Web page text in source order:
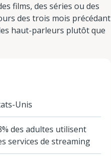
films, des séries ou des
des trois mois précédant
haut-parleurs plutôt que
Unis
des adultes utilisent
services de streaming